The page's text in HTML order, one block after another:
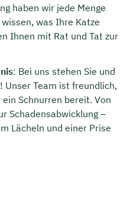
haben wir jede Menge
was Ihre Katze
Ihnen mit Rat und Tat zur
: Bei uns stehen Sie und
Team ist freundlich,
Schnurren bereit. Von
Schadensabwicklung –
Lächeln und einer Prise